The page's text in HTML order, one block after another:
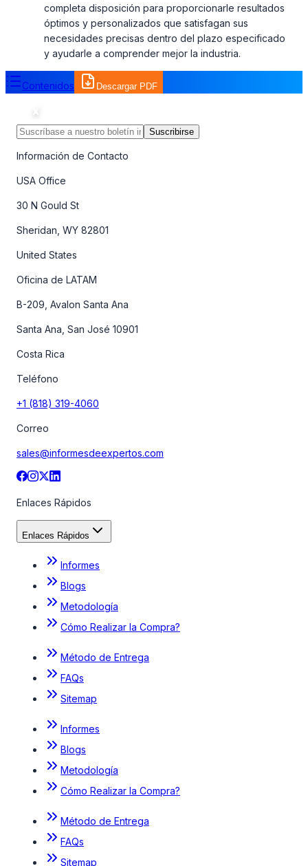
completa disposición para proporcionarle resultados
óptimos y personalizados que satisfagan sus
necesidades precisas dentro del plazo especificado
y ayudarle a comprender mejor la industria.
Contenidos Descargar PDF
Suscribirse
Información de Contacto
USA Office
30 N Gould St
Sheridan, WY 82801
United States
Oficina de LATAM
B-209, Avalon Santa Ana
Santa Ana, San José 10901
Costa Rica
Teléfono
+1 (818) 319-4060
Correo
sales@informesdeexpertos.com
Enlaces Rápidos
Enlaces Rápidos
Informes
Blogs
Metodología
Cómo Realizar la Compra?
Método de Entrega
FAQs
Sitemap
Informes
Blogs
Metodología
Cómo Realizar la Compra?
Método de Entrega
FAQs
Sitemap